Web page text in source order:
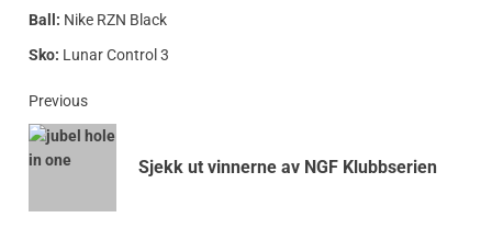
Ball: Nike RZN Black
Sko: Lunar Control 3
Previous
Sjekk ut vinnerne av NGF Klubbserien